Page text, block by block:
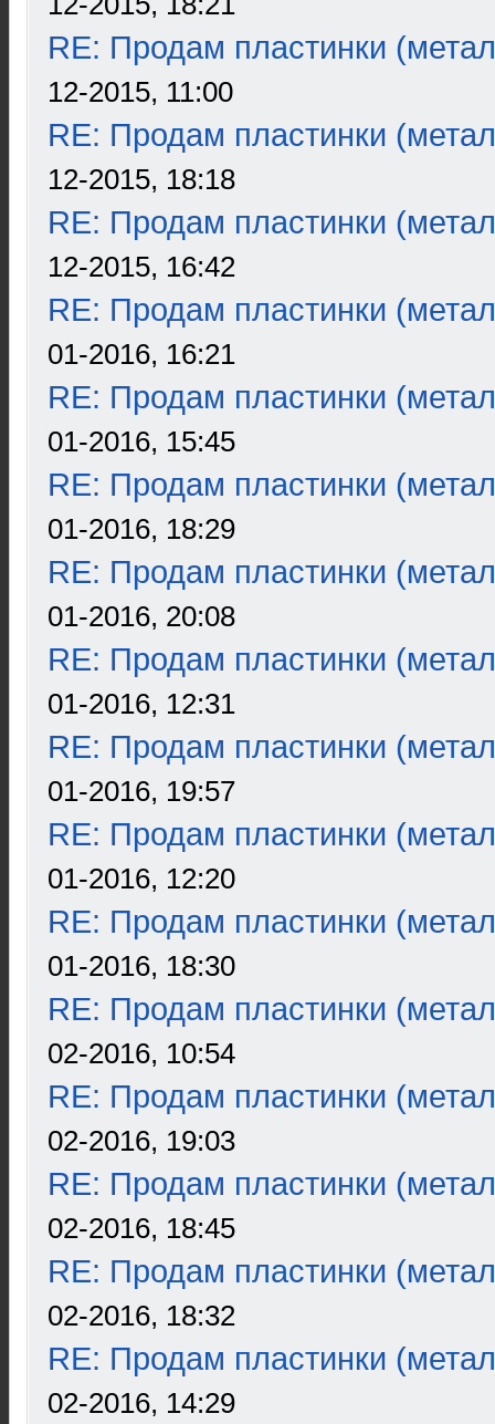
RE: Продам пластинки
12-2015, 11:00
RE: Продам пластинки
12-2015, 18:18
RE: Продам пластинки
12-2015, 16:42
RE: Продам пластинки
01-2016, 16:21
RE: Продам пластинки
01-2016, 15:45
RE: Продам пластинки
01-2016, 18:29
RE: Продам пластинки
01-2016, 20:08
RE: Продам пластинки
01-2016, 12:31
RE: Продам пластинки
01-2016, 19:57
RE: Продам пластинки
01-2016, 12:20
RE: Продам пластинки
01-2016, 18:30
RE: Продам пластинки
02-2016, 10:54
RE: Продам пластинки
02-2016, 19:03
RE: Продам пластинки
02-2016, 18:45
RE: Продам пластинки
02-2016, 18:32
RE: Продам пластинки
02-2016, 14:29